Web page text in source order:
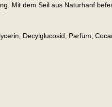
Mit dem Seil aus Naturhanf
Decylglucosid, Parfüm,